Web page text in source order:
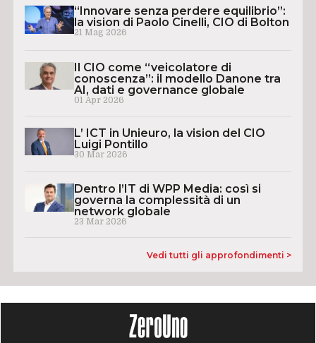
“Innovare senza perdere equilibrio”:
la vision di Paolo Cinelli, CIO di Bolton
21 Mag 2026
Il CIO come “veicolatore di
conoscenza”: il modello Danone tra
AI, dati e governance globale
01 Apr 2026
L’ ICT in Unieuro, la vision del CIO
Luigi Pontillo
30 Mar 2026
Dentro l’IT di WPP Media: così si
governa la complessità di un
network globale
23 Mar 2026
Vedi tutti gli approfondimenti >